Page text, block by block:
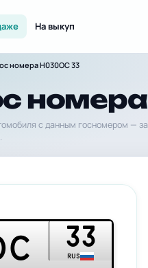
На выкуп
номера Н030ОС 33
с данным госномером —
33
RUS